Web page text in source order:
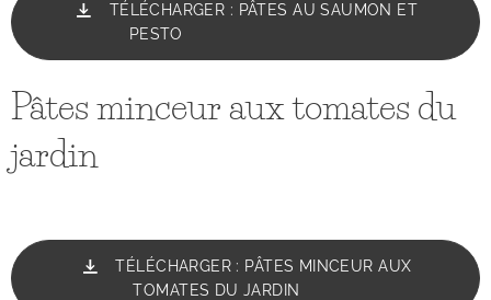
TÉLÉCHARGER : PÂTES AU SAUMON ET
PESTO
Pâtes minceur aux tomates du
jardin
TÉLÉCHARGER : PÂTES MINCEUR AUX
TOMATES DU JARDIN